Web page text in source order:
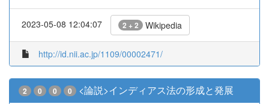
2023-05-08 12:04:07 2 + 2 Wikipedia
http://id.nii.ac.jp/1109/00002471/
2 0 0 0 <論説>インディアス法の形成と発展